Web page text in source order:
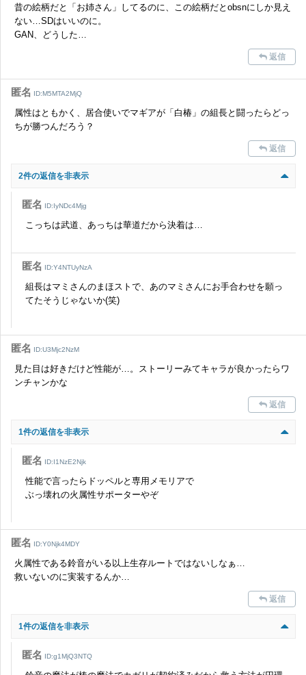
昔の絵柄だと「お姉さん」してるのに、この絵柄だとobsnにしか見え
ない…SDはいいのに。
GAN、どうした…
返信
匿名 ID:M5MTA2MjQ
属性はともかく、居合使いでマギアが「白椿」の組長と闘ったらどっ
ちが勝つんだろう？
返信
2件の返信を非表示
匿名 ID:IyNDc4Mjg
こっちは武道、あっちは華道だから決着は…
匿名 ID:Y4NTUyNzA
組長はマミさんのまほストで、あのマミさんにお手合わせを願っ
てたそうじゃないか(笑)
匿名 ID:U3Mjc2NzM
見た目は好きだけど性能が…。ストーリーみてキャラが良かったらワ
ンチャンかな
返信
1件の返信を非表示
匿名 ID:I1NzE2Njk
性能で言ったらドッペルと専用メモリアで
ぶっ壊れの火属性サポーターやぞ
匿名 ID:Y0Njk4MDY
火属性である鈴音がいる以上生存ルートではないしなぁ…
救いないのに実装するんか…
返信
1件の返信を非表示
匿名 ID:g1MjQ3NTQ